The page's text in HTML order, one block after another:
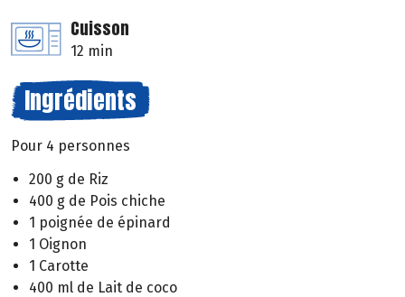
Cuisson
12 min
Ingrédients
Pour 4 personnes
200 g de Riz
400 g de Pois chiche
1 poignée de épinard
1 Oignon
1 Carotte
400 ml de Lait de coco